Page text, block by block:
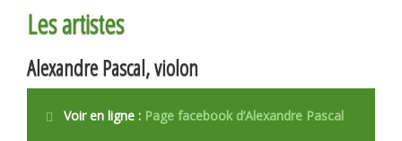
Les artistes
Alexandre Pascal, violon
Voir en ligne : Page facebook d’Alexandre Pascal